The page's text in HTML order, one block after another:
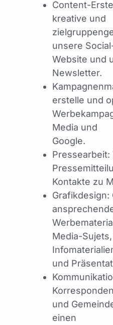
Content-
kreative und
unsere
Website und
Newsletter.
erstelle und
Media und
Google.
Pressearbeit:
Kontakte zu
Grafikdesign:
Media-
und
und
einen